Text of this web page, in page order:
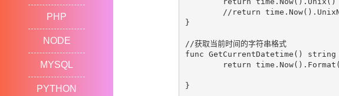
PHP
NODE
MYSQL
PYTHON
}
//获取当前时间的字符串格式
func GetCurrentDatetime()
}